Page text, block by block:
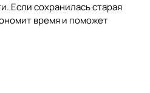
Если сохранилась старая
время и поможет